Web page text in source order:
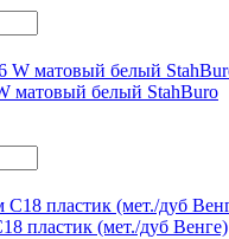
матовый белый StahBuro
пластик (мет./дуб Венге)